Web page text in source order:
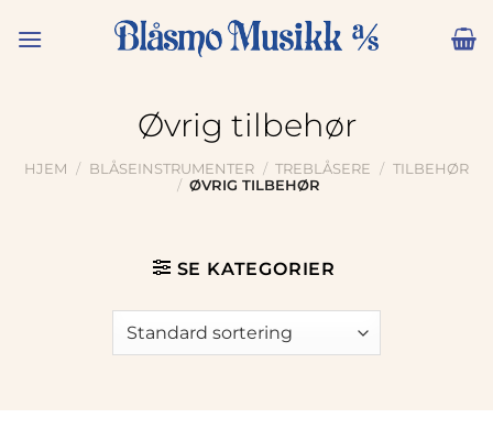
Øvrig tilbehør
HJEM / BLÅSEINSTRUMENTER / TREBLÅSERE / TILBEHØR
/ ØVRIG TILBEHØR
SE KATEGORIER